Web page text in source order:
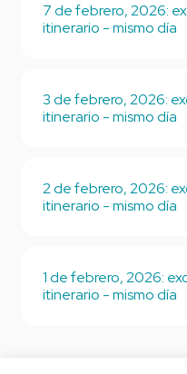
7 de febrero, 2026:
itinerario - mismo día
3 de febrero, 2026:
itinerario - mismo día
2 de febrero, 2026:
itinerario - mismo día
1 de febrero, 2026:
itinerario - mismo día